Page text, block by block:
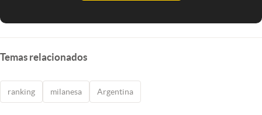
Temas relacionados
ranking milanesa Argentina